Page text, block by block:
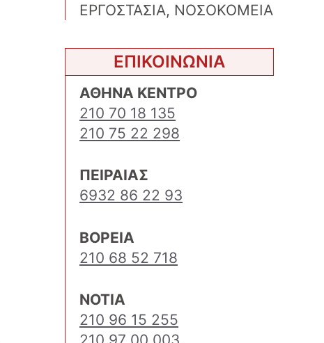
ΕΡΓΟΣΤΑΣΙΑ, ΝΟΣΟΚΟΜΕΙΑ
ΕΠΙΚΟΙΝΩΝΙΑ
ΑΘΗΝΑ ΚΕΝΤΡΟ
210 70 18 135
210 75 22 298
ΠΕΙΡΑΙΑΣ
6932 86 22 93
ΒΟΡΕΙΑ
210 68 52 718
ΝΟΤΙΑ
210 96 15 255